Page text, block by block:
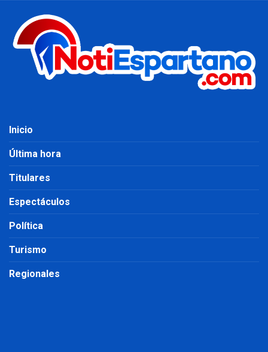
Inicio
Última hora
Titulares
Espectáculos
Política
Turismo
Regionales